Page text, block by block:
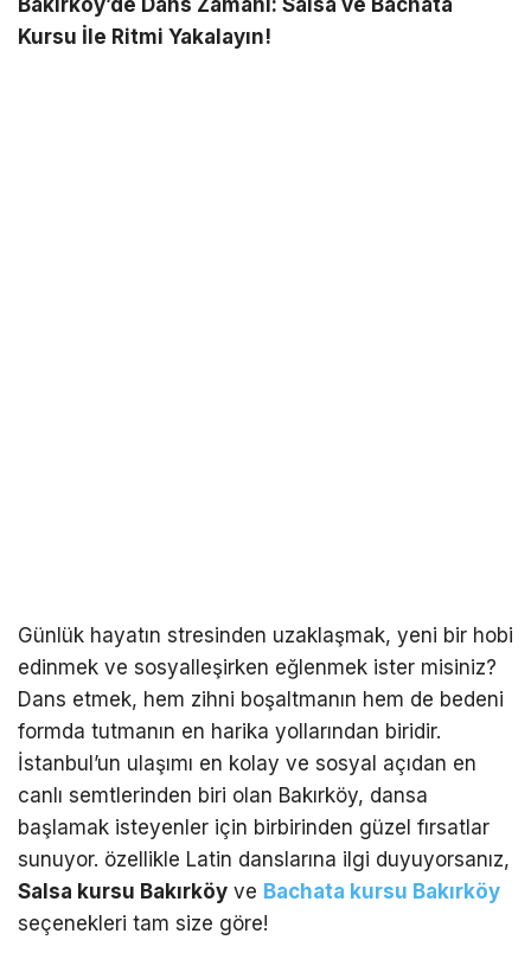
Kursu İle Ritmi Yakalayın!
Günlük hayatın stresinden uzaklaşmak, yeni bir hobi
edinmek ve sosyalleşirken eğlenmek ister misiniz?
Dans etmek, hem zihni boşaltmanın hem de bedeni
formda tutmanın en harika yollarından biridir.
İstanbul’un ulaşımı en kolay ve sosyal açıdan en
canlı semtlerinden biri olan Bakırköy, dansa
başlamak isteyenler için birbirinden güzel fırsatlar
sunuyor. özellikle Latin danslarına ilgi duyuyorsanız,
Salsa kursu Bakırköy ve Bachata kursu Bakırköy
seçenekleri tam size göre!